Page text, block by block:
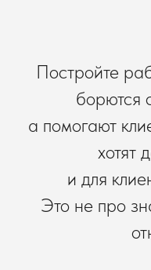
Постройте
борются
а помогают
хотят
и для
Это не про